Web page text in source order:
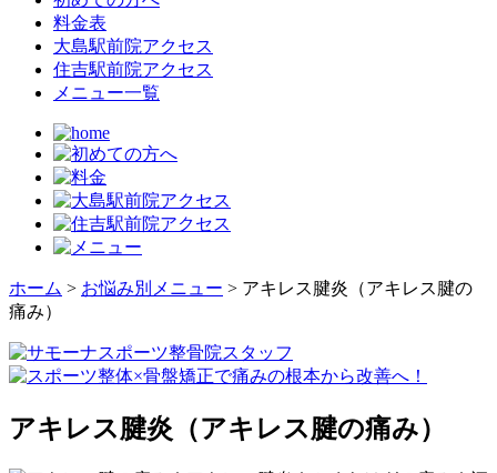
料金表
大島駅前院アクセス
住吉駅前院アクセス
メニュー一覧
ホーム > お悩み別メニュー > アキレス腱炎（アキレス腱の
痛み）
アキレス腱炎（アキレス腱の痛み）